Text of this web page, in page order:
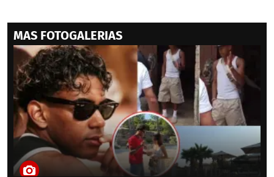
MAS FOTOGALERIAS